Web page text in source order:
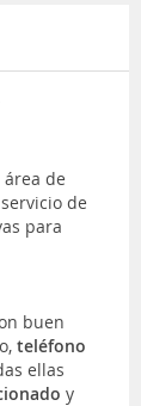
de
de
para
buen
teléfono
ellas
y